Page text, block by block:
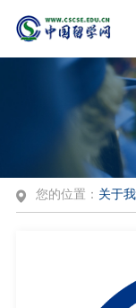
您的位置： 关于